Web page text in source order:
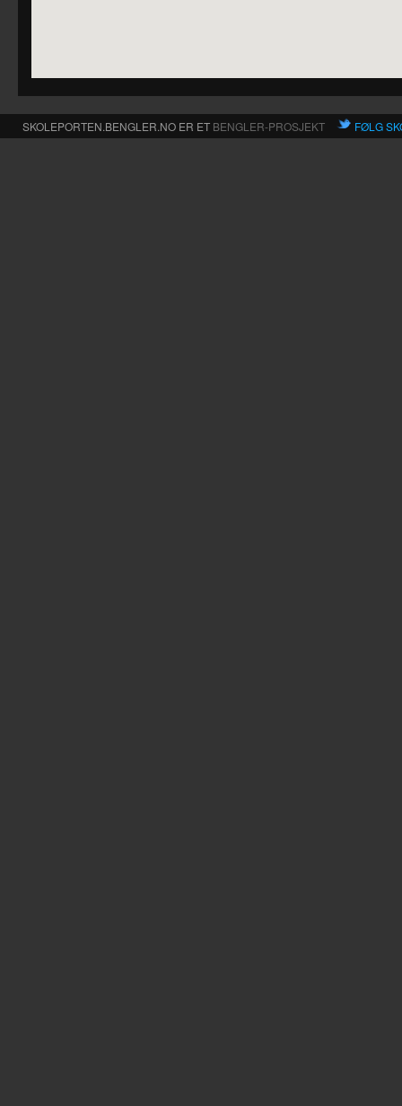
SKOLEPORTEN.BENGLER.NO ER ET BENGLER-PROSJEKT FØLG